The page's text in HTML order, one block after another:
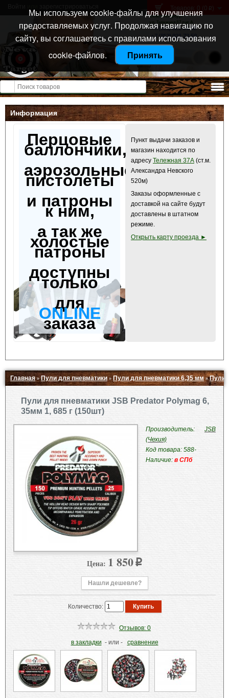
Санкт-Петербург
ул. Тележная 37 лит А
+7 (911) 021-04-08
+7 (812) 921-73-50
Товаров: 0 (0 p )
Открыть меню
Информация
Перцовые
баллончики,
аэрозольные
пистолеты
и патроны
к ним,
а так же
холостые
патроны
доступны
только
для
ONLINE
заказа
Пункт выдачи заказов и
магазин находится по
адресу Тележная 37А (ст.м.
Александра Невского
520м)
Заказы оформленные с
доставкой на сайте будут
доставлены в штатном
режиме.
Открыть карту проезда ►
Главная»Пули для пневматики » Пули для пневматики 6,35 мм»Пули
Пули для пневматики JSB Predator Polymag 6,
35мм 1, 685 г (150шт)
Производитель:
JSB
(Чехия)
Код товара: 588-
Наличие: в СПб
Цена: 1 850 p
Нашли дешевле?
Количество:
Отзывов: 0
в закладки - или - сравнение
Мы используем cookie-файлы для улучшения
предоставляемых услуг. Продолжая навигацию по
сайту, вы соглашаетесь с правилами использования
cookie-файлов.
Принять